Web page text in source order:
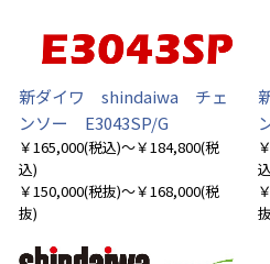
新ダイワ shindaiwa チェ
ンソー E3043SP/G
￥165,000(税込)～￥184,800(税
込)
￥150,000(税抜)～￥168,000(税
抜)